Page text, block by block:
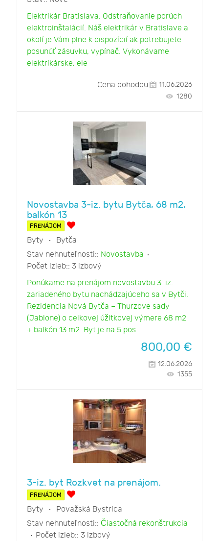
Elektrikár Bratislava. Odstraňovanie porúch
elektroinštalácií. Náš elektrikár v Bratislave a
okolí je Vám plne k dispozícií ak potrebujete
posunúť zásuvku, vypínač. Vykonávame
elektrikárske, ele
Cena dohodou
11.06.2026
1280
Novostavba 3-iz. bytu Bytča, 68 m2,
balkón 13
PRENÁJOM
Byty
Bytča
Stav nehnuteľnosti:: Novostavba
Počet izieb:: 3 izbový
Ponúkame na prenájom novostavbu 3-iz.
zariadeného bytu nachádzajúceho sa v Bytči,
Rezidencia Nová Bytča – Thurzove sady
(Jablone) o celkovej úžitkovej výmere 68 m2
+ balkón 13 m2. Byt je na 5 pos
800,00 €
12.06.2026
1355
3-iz. byt Rozkvet na prenájom.
PRENÁJOM
Byty
Považská Bystrica
Stav nehnuteľnosti:: Čiastočná rekonštrukcia
Počet izieb:: 3 izbový